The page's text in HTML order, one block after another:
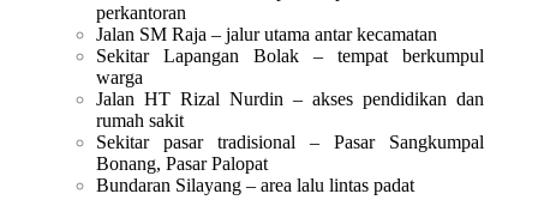
perkantoran
Jalan SM Raja – jalur utama antar kecamatan
Sekitar Lapangan Bolak – tempat berkumpul
warga
Jalan HT Rizal Nurdin – akses pendidikan dan
rumah sakit
Sekitar pasar tradisional – Pasar Sangkumpal
Bonang, Pasar Palopat
Bundaran Silayang – area lalu lintas padat